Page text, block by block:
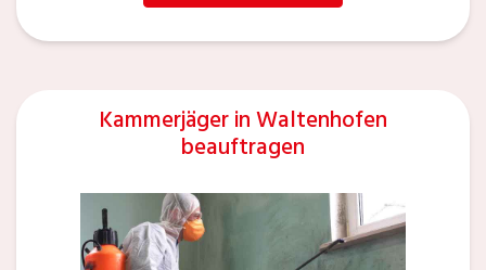
Kammerjäger in Waltenhofen
beauftragen